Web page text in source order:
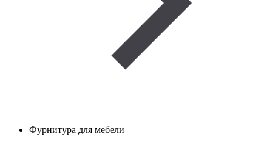
Фурнитура для мебели